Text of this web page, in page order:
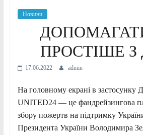
Новини
ПРОСТІШЕ З
17.06.2022 admin
На головному екрані в застосунку
UNITED24 — це фандрейзингова
збору пожертв на підтримку
Президента України Володимира